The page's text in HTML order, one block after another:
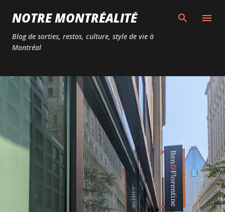
Passer au contenu principal
NOTRE MONTRÉALITÉ
Blog de sorties, restos, culture, style de vie à
Montréal